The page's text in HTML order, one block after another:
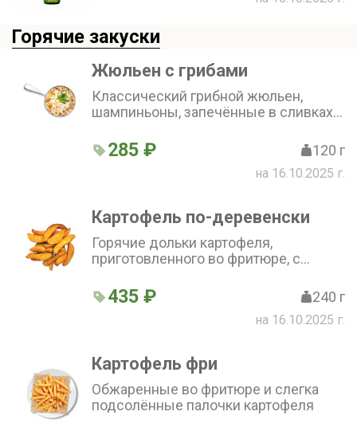
Горячие закуски
Жюльен с грибами
Классический грибной жюльен,
шампиньоны, запечённые в сливках с
285 ₽ 120 г
на 16.10.2025 г.
Картофель по-деревенски
Горячие дольки картофеля,
приготовленного во фритюре, с
435 ₽ 240 г
на 16.10.2025 г.
Картофель фри
Обжаренные во фритюре и слегка
подсолённые палочки картофеля